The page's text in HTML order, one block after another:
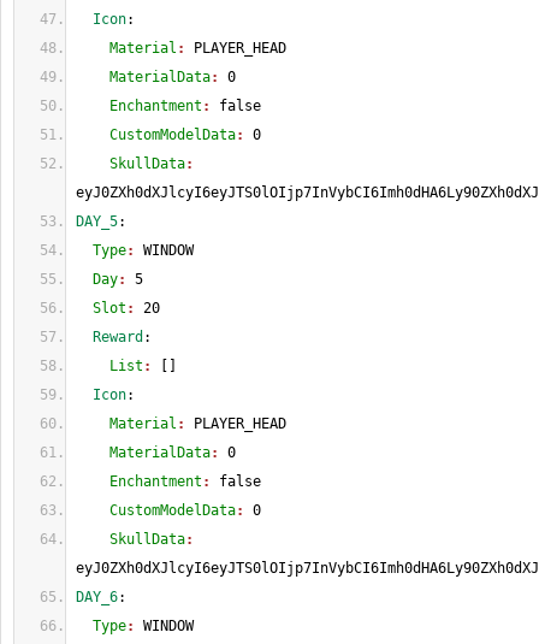
Icon:
Material :
PLAYER_HEAD
MaterialData: 0
Enchantment : false
CustomModelData: 0
SkullData
DAY_5:
Type: WINDOW
Day: 5
Slot : 20
Reward :
List :
Icon:
Material :
PLAYER_HEAD
MaterialData: 0
Enchantment : false
CustomModelData: 0
SkullData
DAY_6:
Type: WINDOW